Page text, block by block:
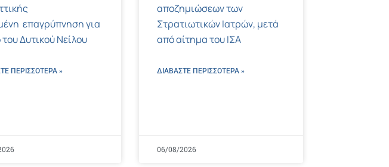
επαγρύπνηση για
του Δυτικού Νείλου
ΠΕΡΙΣΣΌΤΕΡΑ »
αποζημιώσεων των
Στρατιωτικών Ιατρών, μετά
από αίτημα του ΙΣΑ
ΔΙΑΒΑΣΤΕ ΠΕΡΙΣΣΌΤΕΡΑ »
06/08/2026